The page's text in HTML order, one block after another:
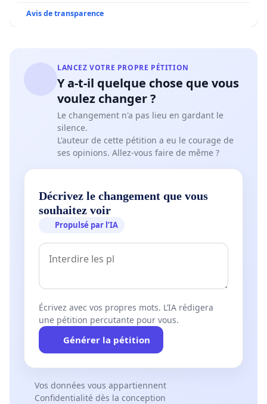
Avis de transparence
LANCEZ VOTRE PROPRE PÉTITION
Y a-t-il quelque chose que vous
voulez changer ?
Le changement n'a pas lieu en gardant le
silence.
L'auteur de cette pétition a eu le courage de
ses opinions. Allez-vous faire de même ?
Décrivez le changement que vous
souhaitez voir
Propulsé par l’IA
Écrivez avec vos propres mots. L’IA rédigera
une pétition percutante pour vous.
Générer la pétition
Vos données vous appartiennent
Confidentialité dès la conception